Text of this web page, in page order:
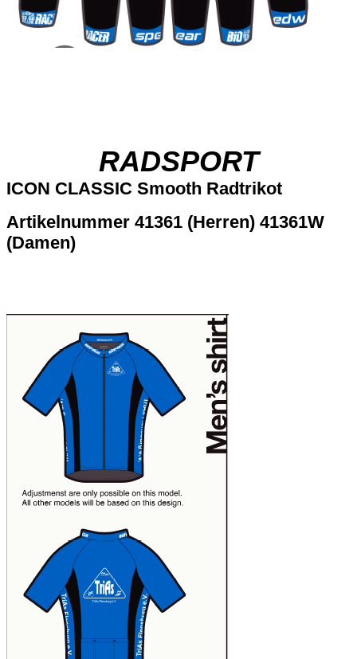
RADSPORT
ICON CLASSIC Smooth Radtrikot
Artikelnummer 41361 (Herren) 41361W
(Damen)